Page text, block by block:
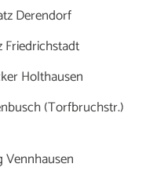
Derendorf
Friedrichstadt
Holthausen
(Torfbruchstr.)
Vennhausen